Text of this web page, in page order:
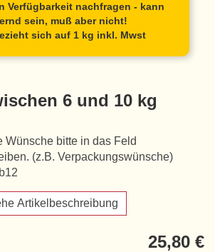
Verfügbarkeit nachfragen - kann
sein, muß aber nicht!
sich auf 1 kg inkl. Mwst
6 und 10 kg
Wünsche bitte in das Feld
(z.B. Verpackungswünsche)
Artikelbeschreibung
25,80 €